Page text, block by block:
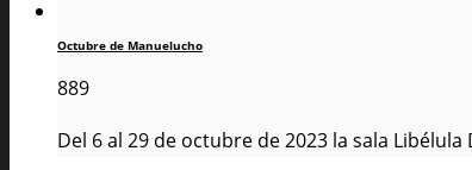
Octubre de Manuelucho
889
Del 6 al 29 de octubre de 2023 la sala